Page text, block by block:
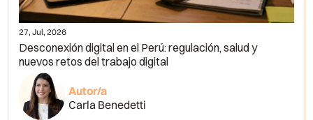
27, Jul, 2026
Desconexión digital en el Perú: regulación, salud y
nuevos retos del trabajo digital
Autor/a
Carla Benedetti